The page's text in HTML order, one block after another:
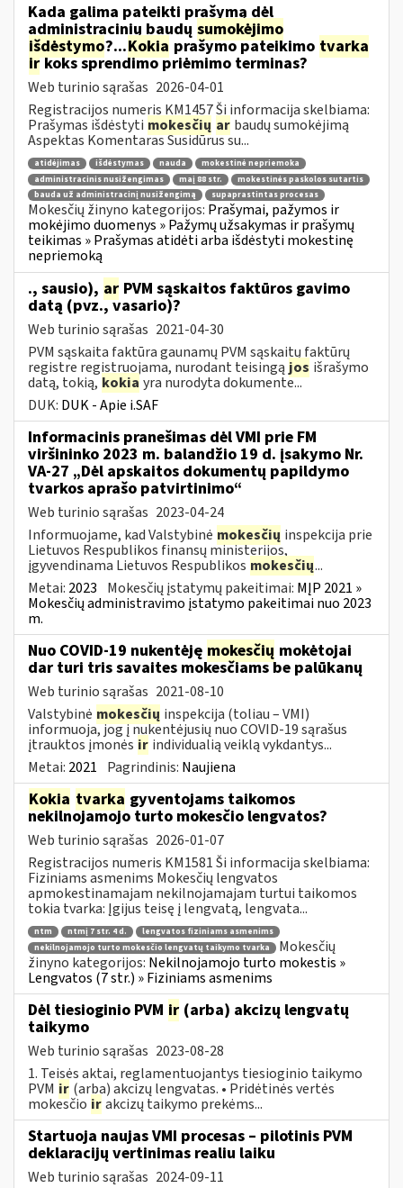
Kada galima pateikti prašymą dėl
administracinių baudų sumokėjimo
išdėstymo?...Kokia prašymo pateikimo tvarka
irkoks sprendimo priėmimo terminas?
Web turinio sąrašas 2026-04-01
Registracijos numeris KM1457 Ši informacija skelbiama:
Prašymas išdėstyti mokesčių ar baudų sumokėjimą
Aspektas Komentaras Susidūrus su...
atidėjimas išdėstymas nauda
mokestinė nepriemoka
administracinis nusižengimas
maį 88 str.
mokestinės paskolos sutartis
bauda už administracinį nusižengimą
supaprastintas procesas
Mokesčių žinyno kategorijos: Prašymai, pažymos ir
mokėjimo duomenys » Pažymų užsakymas ir prašymų
teikimas » Prašymas atidėti arba išdėstyti mokestinę
nepriemoką
., sausio), ar PVM sąskaitos faktūros gavimo
datą (pvz., vasario)?
Web turinio sąrašas 2021-04-30
PVM sąskaita faktūra gaunamų PVM sąskaitų faktūrų
registre registruojama, nurodant teisingą jos išrašymo
datą, tokią, kokia yra nurodyta dokumente...
DUK: DUK - Apie i.SAF
Informacinis pranešimas dėl VMI prie FM
viršininko 2023 m. balandžio 19 d. įsakymo Nr.
VA-27 „Dėl apskaitos dokumentų papildymo
tvarkos aprašo patvirtinimo“
Web turinio sąrašas 2023-04-24
Informuojame, kad Valstybinė mokesčių inspekcija prie
Lietuvos Respublikos finansų ministerijos,
įgyvendinama Lietuvos Respublikos mokesčių...
Metai: 2023 Mokesčių įstatymų pakeitimai: MĮP 2021 »
Mokesčių administravimo įstatymo pakeitimai nuo 2023
m.
Nuo COVID-19 nukentėję mokesčių mokėtojai
dar turi tris savaites mokesčiams be palūkanų
Web turinio sąrašas 2021-08-10
Valstybinė mokesčių inspekcija (toliau – VMI)
informuoja, jog į nukentėjusių nuo COVID-19 sąrašus
įtrauktos įmonės ir individualią veiklą vykdantys...
Metai: 2021 Pagrindinis: Naujiena
Kokia tvarka gyventojams taikomos
nekilnojamojo turto mokesčio lengvatos?
Web turinio sąrašas 2026-01-07
Registracijos numeris KM1581 Ši informacija skelbiama:
Fiziniams asmenims Mokesčių lengvatos
apmokestinamajam nekilnojamajam turtui taikomos
tokia tvarka: Įgijus teisę į lengvatą, lengvata...
ntm ntmį 7 str. 4 d.
lengvatos fiziniams asmenims
nekilnojamojo turto mokesčio lengvatų taikymo tvarka
Mokesčių
žinyno kategorijos: Nekilnojamojo turto mokestis »
Lengvatos (7 str.) » Fiziniams asmenims
Dėl tiesioginio PVM ir (arba) akcizų lengvatų
taikymo
Web turinio sąrašas 2023-08-28
1. Teisės aktai, reglamentuojantys tiesioginio taikymo
PVM ir (arba) akcizų lengvatas. • Pridėtinės vertės
mokesčio irakcizų taikymo prekėms...
Startuoja naujas VMI procesas – pilotinis PVM
deklaracijų vertinimas realiu laiku
Web turinio sąrašas 2024-09-11